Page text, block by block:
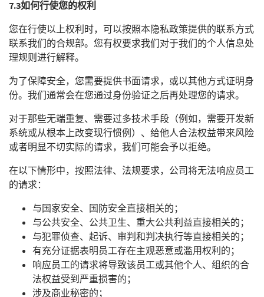
7.3如何行使您的权利
您在行使以上权利时，可以按照本隐私政策提供的联系方式
联系我们的合规部。您有权要求我们对于我们的个人信息处
理规则进行解释。
为了保障安全，您需要提供书面请求，或以其他方式证明身
份。我们通常会在您通过身份验证之后再处理您的请求。
对于那些无端重复、需要过多技术手段（例如，需要开发新
系统或从根本上改变现行惯例）、给他人合法权益带来风险
或者明显不切实际的请求，我们可能会予以拒绝。
在以下情形中，按照法律、法规要求，公司将无法响应员工
的请求：
与国家安全、国防安全直接相关的；
与公共安全、公共卫生、重大公共利益直接相关的；
与犯罪侦查、起诉、审判和判决执行等直接相关的；
有充分证据表明员工存在主观恶意或滥用权利的；
响应员工的请求将导致该员工或其他个人、组织的合
法权益受到严重损害的；
涉及商业秘密的；